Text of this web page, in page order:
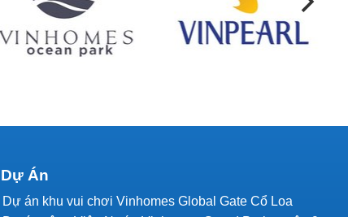
Dự Án
Dự án khu vui chơi Vinhomes Global Gate Cổ Loa